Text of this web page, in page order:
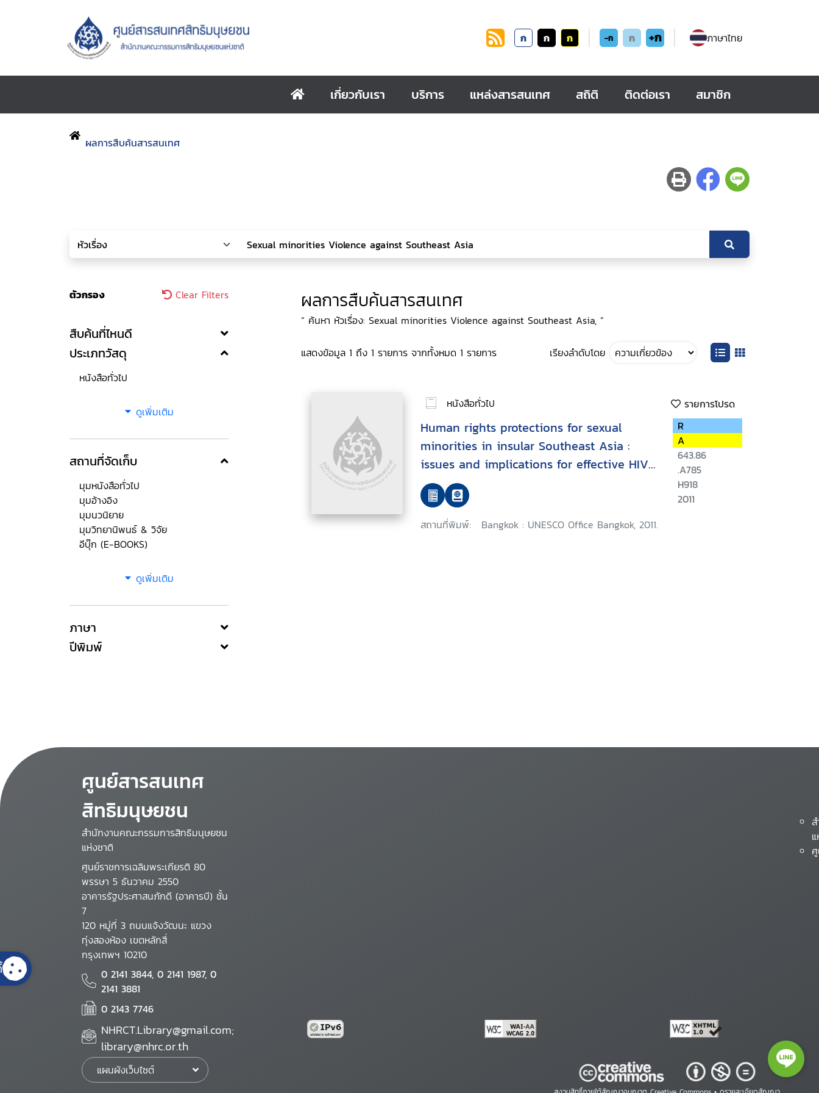
ก ก ก -ก ก +ก ภาษาไทย
เกี่ยวกับเรา บริการ แหล่งสารสนเทศ สถิติ ติดต่อเรา สมาชิก
ผลการสืบค้นสารสนเทศ
ตัวกรอง Clear Filters
สืบค้นที่ไหนดี
ประเภทวัสดุ
หนังสือทั่วไป
ดูเพิ่มเติม
สถานที่จัดเก็บ
มุมหนังสือทั่วไป
มุมอ้างอิง
มุมนวนิยาย
มุมวิทยานิพนธ์ & วิจัย
อีบุ๊ก (E-BOOKS)
ดูเพิ่มเติม
ภาษา
ปีพิมพ์
ผลการสืบค้นสารสนเทศ
“ ค้นหา หัวเรื่อง: Sexual minorities Violence against Southeast Asia, ”
แสดงข้อมูล 1 ถึง 1 รายการ จากทั้งหมด 1 รายการ เรียงลำดับโดย
หนังสือทั่วไป รายการโปรด
Human rights protections for sexual
minorities in insular Southeast Asia :
issues and implications for effective HIV
prevention
สถานที่พิมพ์: Bangkok : UNESCO Office Bangkok, 2011.
R
A
643.86
.A785
H918
2011
ศูนย์สารสนเทศ
สิทธิมนุษยชน
สำนักงานคณะกรรมการสิทธิมนุษยชน
แห่งชาติ
ศูนย์ราชการเฉลิมพระเกียรติ 80
พรรษา 5 ธันวาคม 2550
อาคารรัฐประศาสนภักดี (อาคารบี) ชั้น
7
120 หมู่ที่ 3 ถนนแจ้งวัฒนะ แขวง
ทุ่งสองห้อง เขตหลักสี่
กรุงเทพฯ 10210
0 2141 3844, 0 2141 1987, 0
2141 3881
0 2143 7746
NHRCT.Library@gmail.com;
library@nhrc.or.th
แผนผังเว็บไซต์